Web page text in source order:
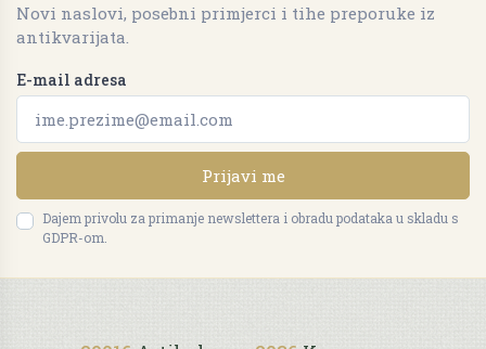
Novi naslovi, posebni primjerci i tihe preporuke iz
antikvarijata.
E-mail adresa
Prijavi me
Dajem privolu za primanje newslettera i obradu podataka u skladu s
GDPR-om.